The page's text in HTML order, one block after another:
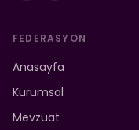
FEDERASYON
Anasayfa
Kurumsal
Mevzuat